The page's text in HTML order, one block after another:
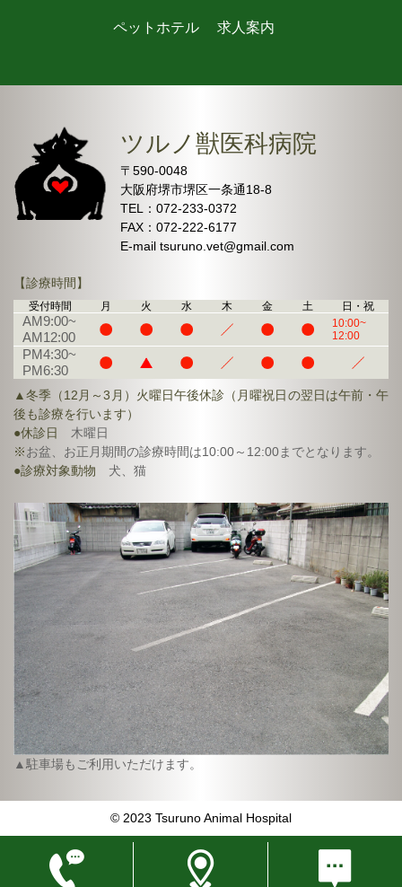
ペットホテル 求人案内
ツルノ獣医科病院
〒590-0048
大阪府堺市堺区一条通18-8
TEL：072-233-0372
FAX：072-222-6177
E-mail tsuruno.vet@gmail.com
【診療時間】
受付時間 月 火 水 木 金 土 日・祝
AM9:00~
AM12:00
10:00~
12:00
PM4:30~
PM6:30
▲冬季（12月～3月）火曜日午後休診（月曜祝日の翌日は午前・午
後も診療を行います）
休診日
木曜日
お盆、お正月期間の診療時間は10:00～12:00までとなります。
診療対象動物 犬、猫
▲駐車場もご利用いただけます。
© 2023 Tsuruno Animal Hospital